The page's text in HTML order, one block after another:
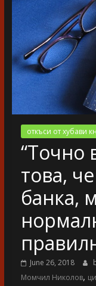
разказ
откъси от хубави
“Точно
това,
банка,
June 26, 2018
Момчил Николов,